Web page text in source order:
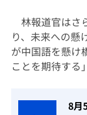
林報道官はさ
り、未来への懸
が中国語を懸け
ことを期待する
8月